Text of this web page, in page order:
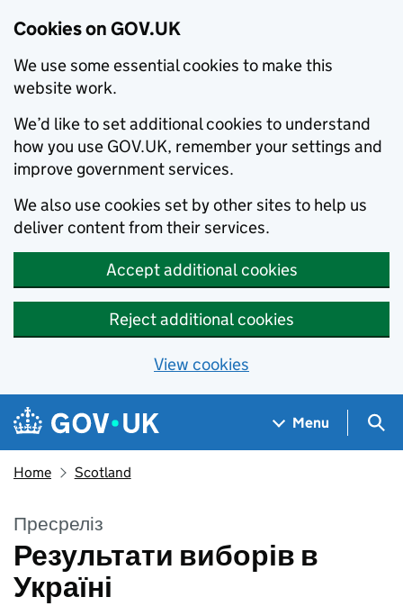
Cookies on GOV.UK
We use some essential cookies to make this
website work.
We’d like to set additional cookies to understand
how you use GOV.UK, remember your settings and
improve government services.
We also use cookies set by other sites to help us
deliver content from their services.
Accept additional cookies
Reject additional cookies
View cookies
Skip to main content
Navigation menu
Menu
Home Scotland
Пресреліз
Результати виборів в
Україні